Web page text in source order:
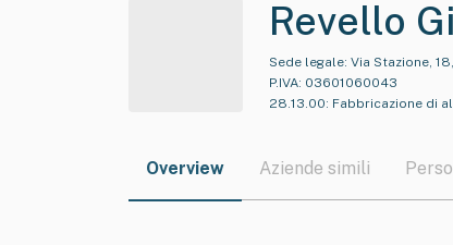
Revello
Sede legale: Via Stazione,
P.IVA: 03601060043
28.13.00: Fabbricazione di
Overview Aziende simili